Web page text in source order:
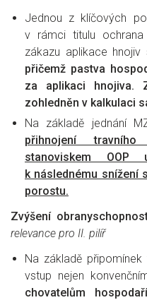
Jednou z klíčových
v rámci titulu
zákazu aplikace hnojiv
přičemž pastva
za aplikaci hnojiva.
zohledněn v kalkulaci
Na základě jednání
přihnojení
stanoviskem OOP
k následnému snížení
porostu.
Zvýšení
relevance pro II. pilíř
Na základě připomínek
vstup nejen
chovatelům